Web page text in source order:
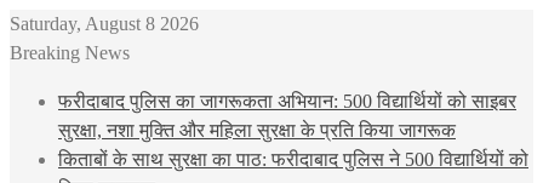
Saturday, August 8 2026
Breaking News
फरीदाबाद पुलिस का जागरूकता अभियान: 500 विद्यार्थियों को साइबर
सुरक्षा, नशा मुक्ति और महिला सुरक्षा के प्रति किया जागरूक
किताबों के साथ सुरक्षा का पाठ: फरीदाबाद पुलिस ने 500 विद्यार्थियों को